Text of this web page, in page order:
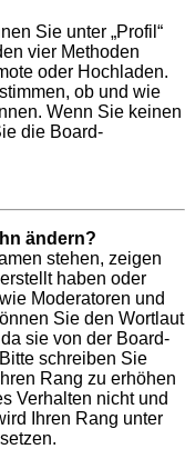
Sie unter „Profil“
vier Methoden
oder Hochladen.
ob und wie
Wenn Sie keinen
die Board-
ändern?
stehen, zeigen
haben oder
Moderatoren und
Sie den Wortlaut
sie von der Board-
schreiben Sie
Rang zu erhöhen
Verhalten nicht und
Ihren Rang unter